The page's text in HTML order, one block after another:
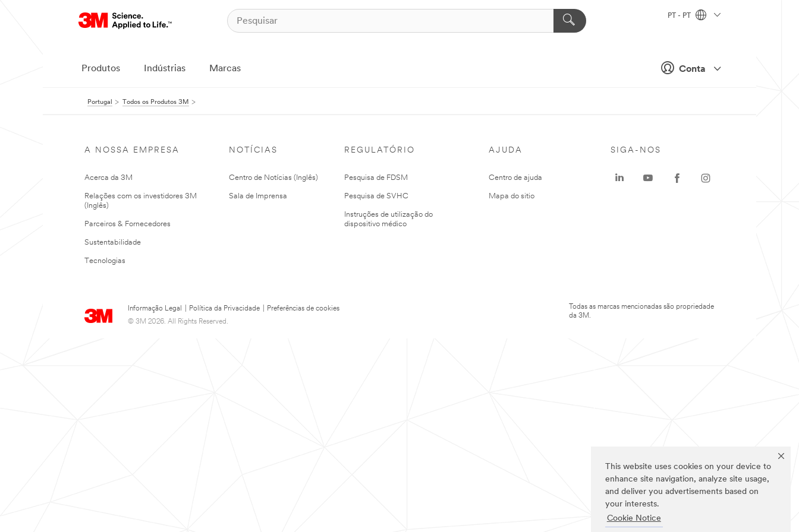
This website uses cookies on your device to
enhance site navigation, analyze site usage,
and deliver you advertisements based on
your interests.
Cookie Notice
Conta
PT - PT
Produtos Indústrias Marcas
Portugal Todos os Produtos 3M
A NOSSA EMPRESA
Acerca da 3M
Relações com os investidores 3M
(Inglês)
Parceiros & Fornecedores
Sustentabilidade
Tecnologias
NOTÍCIAS
Centro de Notícias (Inglês)
Sala de Imprensa
REGULATÓRIO
Pesquisa de FDSM
Pesquisa de SVHC
Instruções de utilização do
dispositivo médico
AJUDA
Centro de ajuda
Mapa do sitio
Informação Legal Política da Privacidade
Preferências de cookies
© 3M 2026. All Rights Reserved.
SIGA-NOS
Todas as marcas mencionadas são propriedade
da 3M.